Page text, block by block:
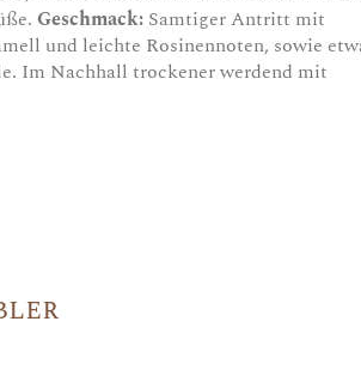
Geschmack: Samtiger Antritt mit
und leichte Rosinennoten, sowie
Im Nachhall trockener werdend mit